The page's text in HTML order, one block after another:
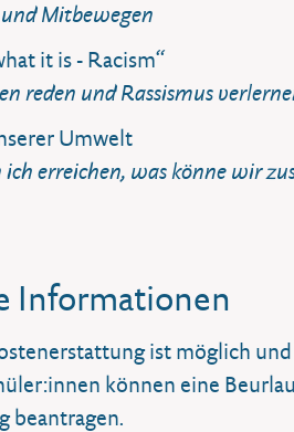
Mitbewegen
it is - Racism“
reden und Rassismus
Umwelt
ich erreichen, was könne wir
Informationen
ist möglich
können eine
beantragen.